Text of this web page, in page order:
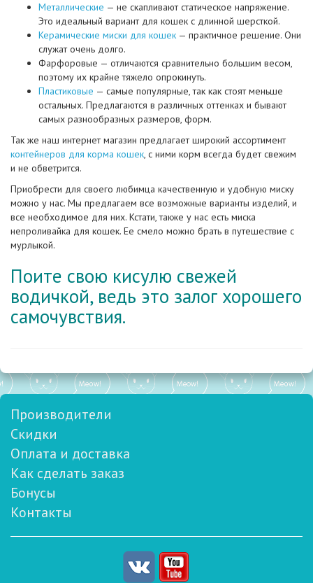
Металлические — не скапливают статическое напряжение.
Это идеальный вариант для кошек с длинной шерсткой.
Керамические миски для кошек — практичное решение. Они
служат очень долго.
Фарфоровые — отличаются сравнительно большим весом,
поэтому их крайне тяжело опрокинуть.
Пластиковые — самые популярные, так как стоят меньше
остальных. Предлагаются в различных оттенках и бывают
самых разнообразных размеров, форм.
Так же наш интернет магазин предлагает широкий ассортимент
контейнеров для корма кошек, с ними корм всегда будет свежим
и не обветрится.
Приобрести для своего любимца качественную и удобную миску
можно у нас. Мы предлагаем все возможные варианты изделий, и
все необходимое для них. Кстати, также у нас есть миска
непроливайка для кошек. Ее смело можно брать в путешествие с
мурлыкой.
Поите свою кисулю свежей
водичкой, ведь это залог хорошего
самочувствия.
Производители
Скидки
Оплата и доставка
Как сделать заказ
Бонусы
Контакты